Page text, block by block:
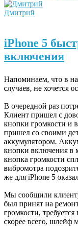
Дмитрий
iPhone 5
включения
Напоминаем, что в
случаев, не хочется
В очередной раз
Клиент пришел с
кнопки громкости и
пришел со своими
аккумулятором.
кнопки включения в
кнопка громкости
вибромотра
же для iPhone 5
Мы сообщили
был принят на
громкости,
скорее всего, шлейф